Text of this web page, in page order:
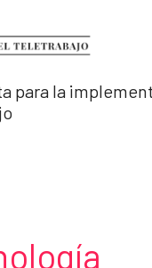
para la